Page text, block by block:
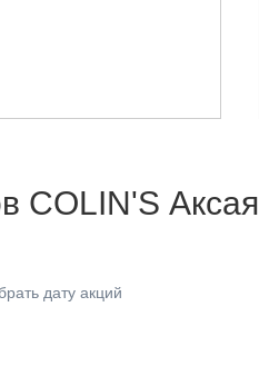
COLIN'S Аксая
дату акций